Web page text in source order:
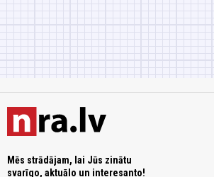
Mēs strādājam, lai Jūs zinātu
svarīgo, aktuālo un interesanto!